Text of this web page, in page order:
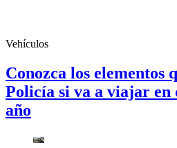
Vehículos
Conozca los elementos
Policía si va a viajar en
año